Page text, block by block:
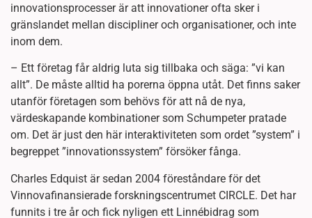
innovationsprocesser är att innovationer ofta sker i
gränslandet mellan discipliner och organisationer, och inte
inom dem.
– Ett företag får aldrig luta sig tillbaka och säga: ”vi kan
allt”. De måste alltid ha porerna öppna utåt. Det finns saker
utanför företagen som behövs för att nå de nya,
värdeskapande kombinationer som Schumpeter pratade
om. Det är just den här interaktiviteten som ordet ”system” i
begreppet ”innovationssystem” försöker fånga.
Charles Edquist är sedan 2004 föreståndare för det
Vinnovafinansierade forskningscentrumet CIRCLE. Det har
funnits i tre år och fick nyligen ett Linnébidrag som